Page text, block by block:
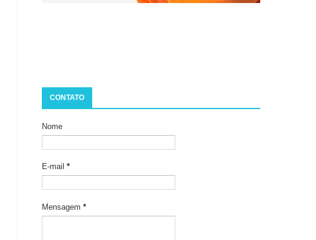
CONTATO
Nome
E-mail *
Mensagem *